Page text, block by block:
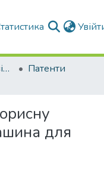
Патенти та авторські свідоцтва
Патенти
для